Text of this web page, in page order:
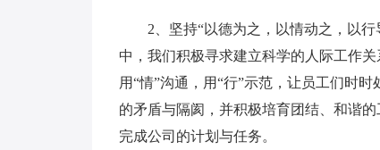
2、坚持“以德为之，以情动之，以
中，我们积极寻求建立科学的人际工作
用“情”沟通，用“行”示范，让员工们时
的矛盾与隔阂，并积极培育团结、和谐
完成公司的计划与任务。